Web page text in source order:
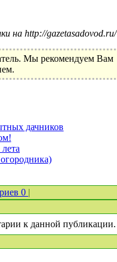
на http://gazetasadovod.ru/
Мы рекомендуем Вам
дачников
0 |
к данной публикации.